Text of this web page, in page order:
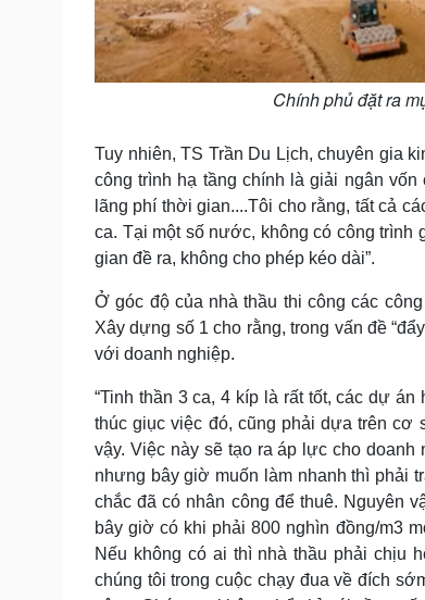
Chính phủ đặt ra
Tuy nhiên, TS Trần Du Lịch, chuyên gia
công trình hạ tầng chính là giải ngân
lãng phí thời gian....Tôi cho rằng, tất cả
ca. Tại một số nước, không có công trình
gian đề ra, không cho phép kéo dài”.
Ở góc độ của nhà thầu thi công các
Xây dựng số 1 cho rằng, trong vấn đề
với doanh nghiệp.
“Tinh thần 3 ca, 4 kíp là rất tốt, các dự
thúc giục việc đó, cũng phải dựa trên
vậy. Việc này sẽ tạo ra áp lực cho
nhưng bây giờ muốn làm nhanh thì phải
chắc đã có nhân công để thuê. Nguyên
bây giờ có khi phải 800 nghìn đồng/m3
Nếu không có ai thì nhà thầu phải chịu
chúng tôi trong cuộc chạy đua về đích